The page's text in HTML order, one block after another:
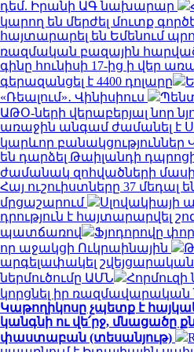
դեմ. Իրանի ԱԳ նախարար
կարող են մերժել մուտք
հայտարարել են Եմենում
ռազմական բազային
գինը հունիսի 17-ից ի վեր
գերազանցել է 4400 դոլարը
«Ռեալում»․ Վինիսիուս
ԱԹՕ-ների վերաբերյալ նոր
առաջին անգամ ժամանել է
կարևոր բանակցություններ
են դարձել Թաիլանդի
ժամանակ զոհվածների
Հայ ուշուիստները 37 մեդալ
մրցաշարում
Սլովակիայի
դրություն է հայտարարվել
պատճառով
Ֆյոդորովը
որ աջակցի Ուկրաինային
արգելափակել շվեյցարական
ներմուծումը ԱՄՆ
Հորմուզի
կորցնել իր ռազմավարական
Կաթողիկոսը չպետք է
կանգնի ու վե՛րջ, մնացածը
փաստաբան (տեսանյութ)